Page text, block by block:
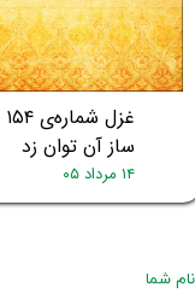
ساز آن توان زد
۱۴ مرداد ۰۵
نام شما